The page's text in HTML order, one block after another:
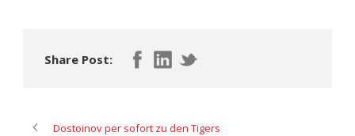
Share Post:
Dostoinov per sofort zu den Tigers